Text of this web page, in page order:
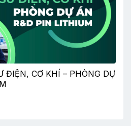
ĐIỆN, CƠ KHÍ – PHÒNG DỰ